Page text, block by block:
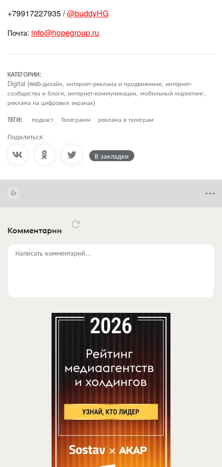
+79917227935 /@buddyHG
Почта: info@hopegroup.ru
КАТЕГОРИИ:
Digital (web-дизайн, интернет-реклама и продвижение, интернет-
сообщества и блоги, интернет-коммуникации, мобильный маркетинг,
реклама на цифровых экранах)
ТЕГИ:
подкаст Телеграмм реклама в телеграм
Поделиться:
В закладки
Комментарии
Написать комментарий...